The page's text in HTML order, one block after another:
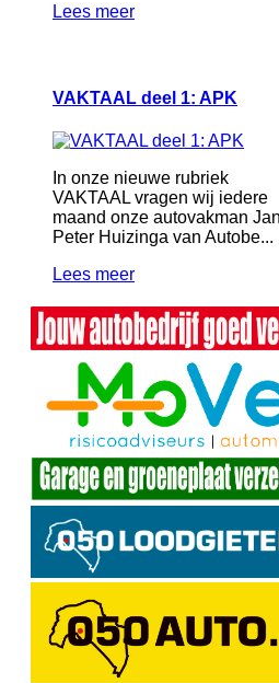
Lees meer
VAKTAAL deel 1: APK
In onze nieuwe rubriek
VAKTAAL vragen wij iedere
maand onze autovakman Jan
Peter Huizinga van Autobe...
Lees meer